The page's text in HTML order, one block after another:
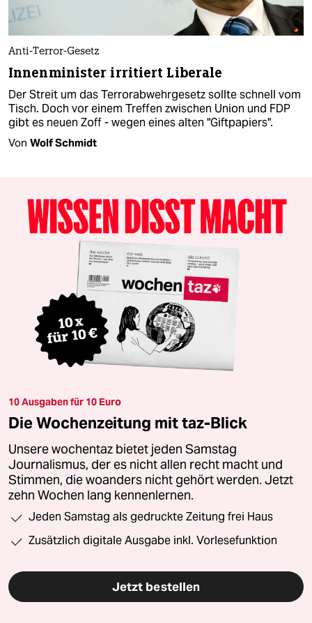
Anti-Terror-Gesetz
Innenminister irritiert Liberale
Der Streit um das Terrorabwehrgesetz sollte schnell vom
Tisch. Doch vor einem Treffen zwischen Union und FDP
gibt es neuen Zoff - wegen eines alten "Giftpapiers".
Von Wolf Schmidt
10 Ausgaben für 10 Euro
Die Wochenzeitung mit taz-Blick
Unsere wochentaz bietet jeden Samstag
Journalismus, der es nicht allen recht macht und
Stimmen, die woanders nicht gehört werden. Jetzt
zehn Wochen lang kennenlernen.
Jeden Samstag als gedruckte Zeitung frei Haus
Zusätzlich digitale Ausgabe inkl. Vorlesefunktion
Jetzt bestellen